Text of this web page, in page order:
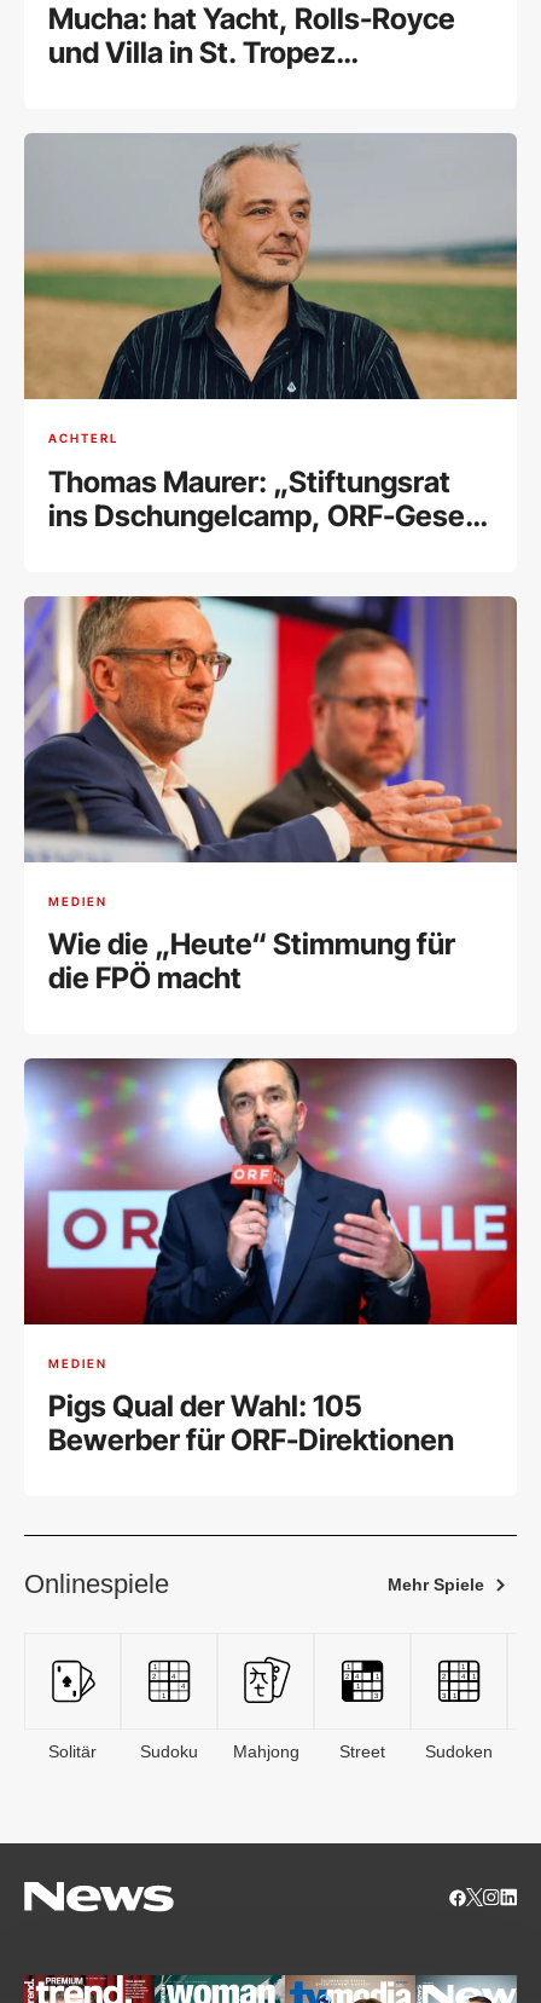
Mucha: hat Yacht, Rolls-Royce
und Villa in St. Tropez
ACHTERL
Thomas Maurer: „Stiftungsrat
ins Dschungelcamp, ORF-Gesetz
MEDIEN
Wie die „Heute“ Stimmung für
die FPÖ macht
MEDIEN
Pigs Qual der Wahl: 105
Bewerber für ORF-Direktionen
Onlinespiele Mehr Spiele
Solitär Sudoku Mahjong Street Sudoken